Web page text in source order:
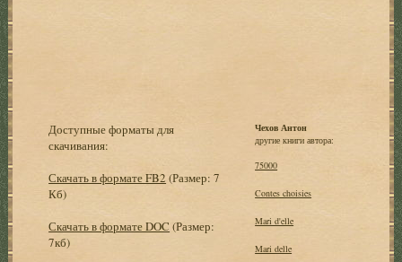
Доступные форматы для
скачивания:
Скачать в формате FB2 (Размер: 7
Кб)
Скачать в формате DOC (Размер:
7кб)
Чехов Антон
другие книги автора:
75000
Contes choisies
Mari d'elle
Mari delle